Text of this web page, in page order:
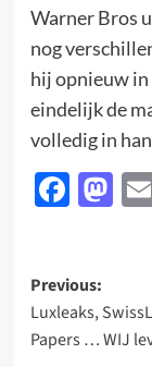
Warner Bros
nog
hij opnieuw in
eindelijk de
volledig in
Post
Previous:
Luxleaks,
Papers … WIJ